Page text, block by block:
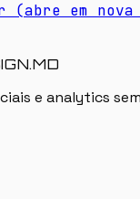
(abre em nova
e analytics